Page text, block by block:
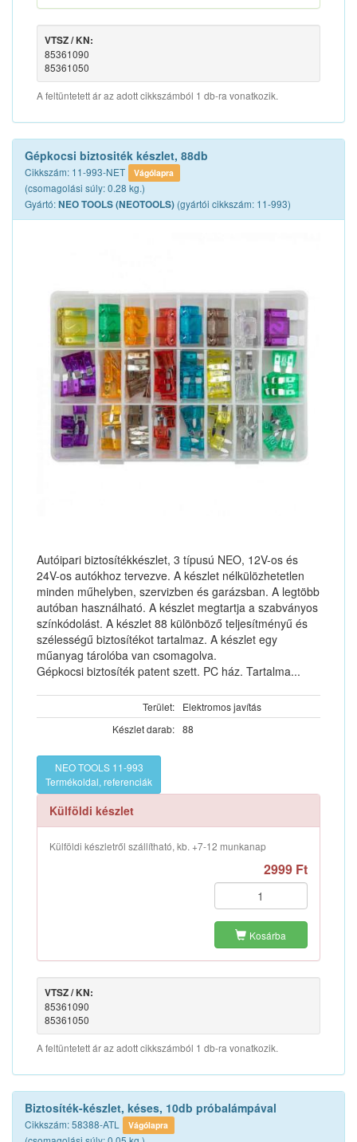
VTSZ / KN:
85361090
85361050
A feltüntetett ár az adott cikkszámból 1 db-ra vonatkozik.
Gépkocsi biztositék készlet, 88db
Cikkszám: 11-993-NET Vágólapra
(csomagolási súly: 0.28 kg.)
Gyártó:NEO TOOLS (NEOTOOLS) (gyártói cikkszám: 11-993)
Autóipari biztosítékkészlet, 3 típusú NEO, 12V-os és
24V-os autókhoz tervezve. A készlet nélkülözhetetlen
minden műhelyben, szervizben és garázsban. A legtöbb
autóban használható. A készlet megtartja a szabványos
színkódolást. A készlet 88 különböző teljesítményű és
szélességű biztosítékot tartalmaz. A készlet egy
műanyag tárolóba van csomagolva.
Gépkocsi biztosíték patent szett. PC ház. Tartalma...
Terület:
Elektromos javítás
Készlet darab: 88
NEO TOOLS 11-993
Termékoldal, referenciák
Külföldi készlet
Külföldi készletről szállítható, kb. +7-12 munkanap
2999 Ft
Kosárba
VTSZ / KN:
85361090
85361050
A feltüntetett ár az adott cikkszámból 1 db-ra vonatkozik.
Biztosíték-készlet, késes, 10db próbalámpával
Cikkszám: 58388-ATL Vágólapra